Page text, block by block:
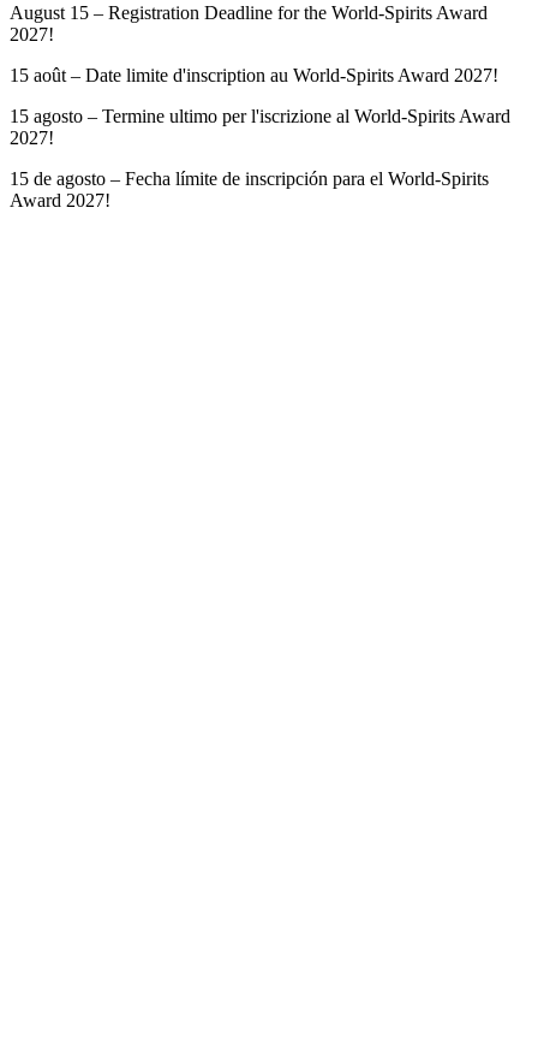
August 15 – Registration Deadline for the World-Spirits Award
2027!
15 août – Date limite d'inscription au World-Spirits Award 2027!
15 agosto – Termine ultimo per l'iscrizione al World-Spirits Award
2027!
15 de agosto – Fecha límite de inscripción para el World-Spirits
Award 2027!